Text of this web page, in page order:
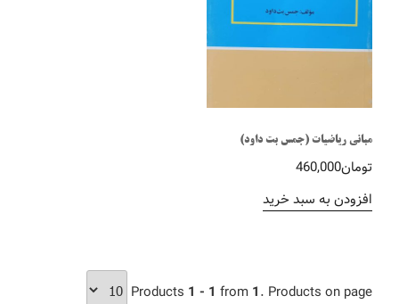
مبانی ریاضیات (جمس بت داود)
تومان460,000
افزودن به سبد خرید
Products 1 - 1 from 1. Products on page